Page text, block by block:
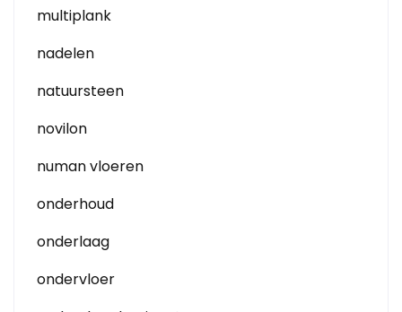
multiplank
nadelen
natuursteen
novilon
numan vloeren
onderhoud
onderlaag
ondervloer